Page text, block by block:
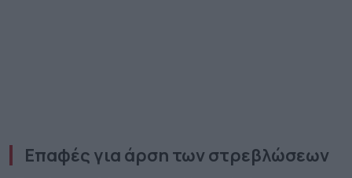
Επαφές για άρση των στρεβλώσεων